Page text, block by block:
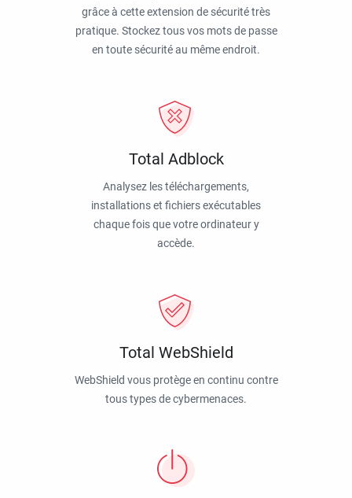
grâce à cette extension de sécurité très
pratique. Stockez tous vos mots de passe
en toute sécurité au même endroit.
Total Adblock
Analysez les téléchargements,
installations et fichiers exécutables
chaque fois que votre ordinateur y
accède.
Total WebShield
WebShield vous protège en continu contre
tous types de cybermenaces.